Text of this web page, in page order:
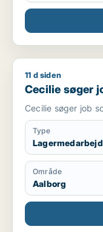
Cecilie søger job
11 d siden
Cecilie søger
Cecilie søger job
Type
Område
Aalborg